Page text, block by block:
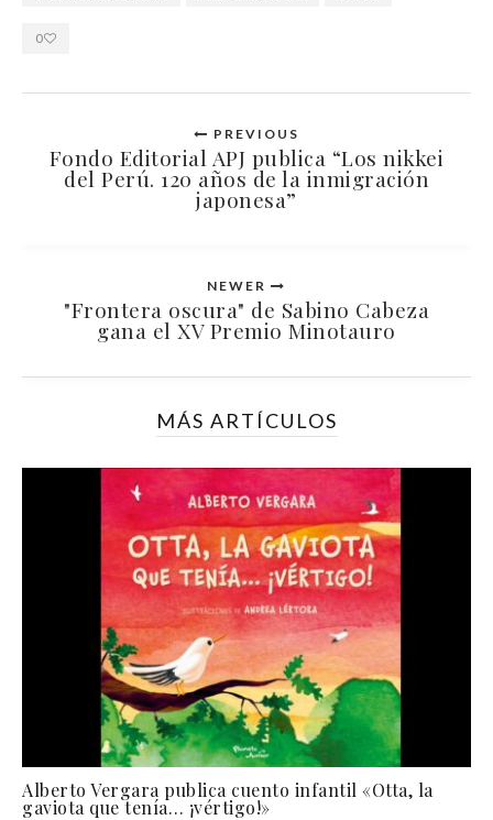
0
PREVIOUS
Fondo Editorial APJ publica “Los nikkei
del Perú. 120 años de la inmigración
japonesa”
NEWER
"Frontera oscura" de Sabino Cabeza
gana el XV Premio Minotauro
MÁS ARTÍCULOS
Alberto Vergara publica cuento infantil «Otta, la
gaviota que tenía… ¡vértigo!»